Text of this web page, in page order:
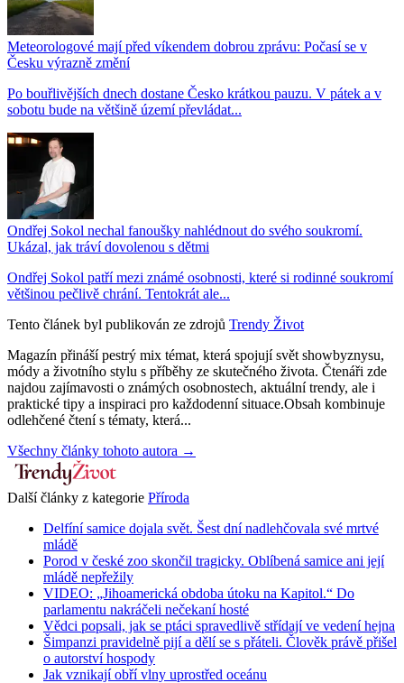
Meteorologové mají před víkendem dobrou zprávu: Počasí se v
Česku výrazně změní
Po bouřlivějších dnech dostane Česko krátkou pauzu. V pátek a v
sobotu bude na většině území převládat...
Ondřej Sokol nechal fanoušky nahlédnout do svého soukromí.
Ukázal, jak tráví dovolenou s dětmi
Ondřej Sokol patří mezi známé osobnosti, které si rodinné soukromí
většinou pečlivě chrání. Tentokrát ale...
Tento článek byl publikován ze zdrojů Trendy Život
Magazín přináší pestrý mix témat, která spojují svět showbyznysu,
módy a životního stylu s příběhy ze skutečného života. Čtenáři zde
najdou zajímavosti o známých osobnostech, aktuální trendy, ale i
praktické tipy a inspiraci pro každodenní situace.Obsah kombinuje
odlehčené čtení s tématy, která...
Všechny články tohoto autora →
Další články z kategorie Příroda
Delfíní samice dojala svět. Šest dní nadlehčovala své mrtvé
mládě
Porod v české zoo skončil tragicky. Oblíbená samice ani její
mládě nepřežily
VIDEO: „Jihoamerická obdoba útoku na Kapitol.“ Do
parlamentu nakráčeli nečekaní hosté
Vědci popsali, jak se ptáci spravedlivě střídají ve vedení hejna
Šimpanzi pravidelně pijí a dělí se s přáteli. Člověk právě přišel
o autorství hospody
Jak vznikají obří vlny uprostřed oceánu